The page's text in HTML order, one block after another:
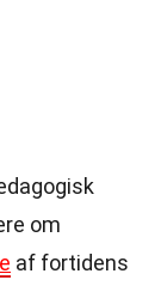
om
af fortidens